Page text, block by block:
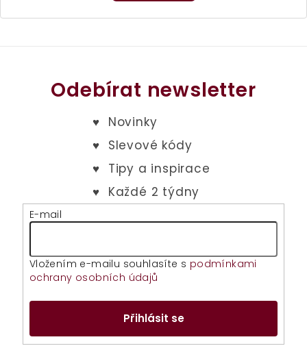
Odebírat newsletter
E-mail
Vložením e-mailu souhlasíte s podmínkami
ochrany osobních údajů
Přihlásit se